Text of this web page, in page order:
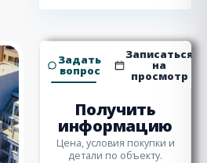
Задать
вопрос
Записаться
на
просмотр
Получить
информацию
Цена, условия покупки и
детали по объекту.